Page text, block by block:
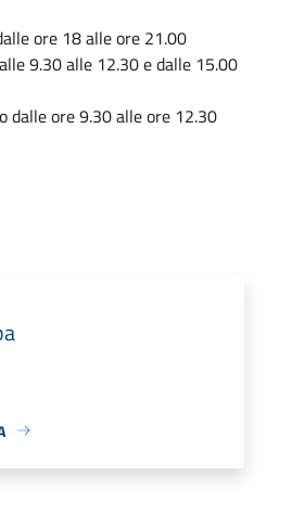
ore 18 alle ore 21.00
9.30 alle 12.30 e dalle 15.00
dalle ore 9.30 alle ore 12.30